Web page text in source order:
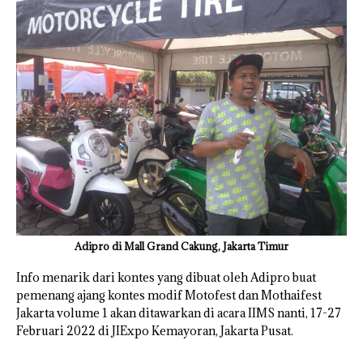
Adipro di Mall Grand Cakung, Jakarta Timur
Info menarik dari kontes yang dibuat oleh Adipro buat
pemenang ajang kontes modif Motofest dan Mothaifest
Jakarta volume 1 akan ditawarkan di acara IIMS nanti, 17-27
Februari 2022 di JIExpo Kemayoran, Jakarta Pusat.